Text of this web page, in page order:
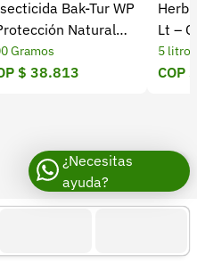
Bak-Tur WP
Natural
Insectos
Gramos
$ 38.813
Lt –
Eficaz
5 litros
COP
reservados
¿Necesitas
ayuda?